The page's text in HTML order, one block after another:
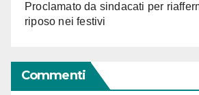
Proclamato da sindacati per
riposo nei festivi
Commenti